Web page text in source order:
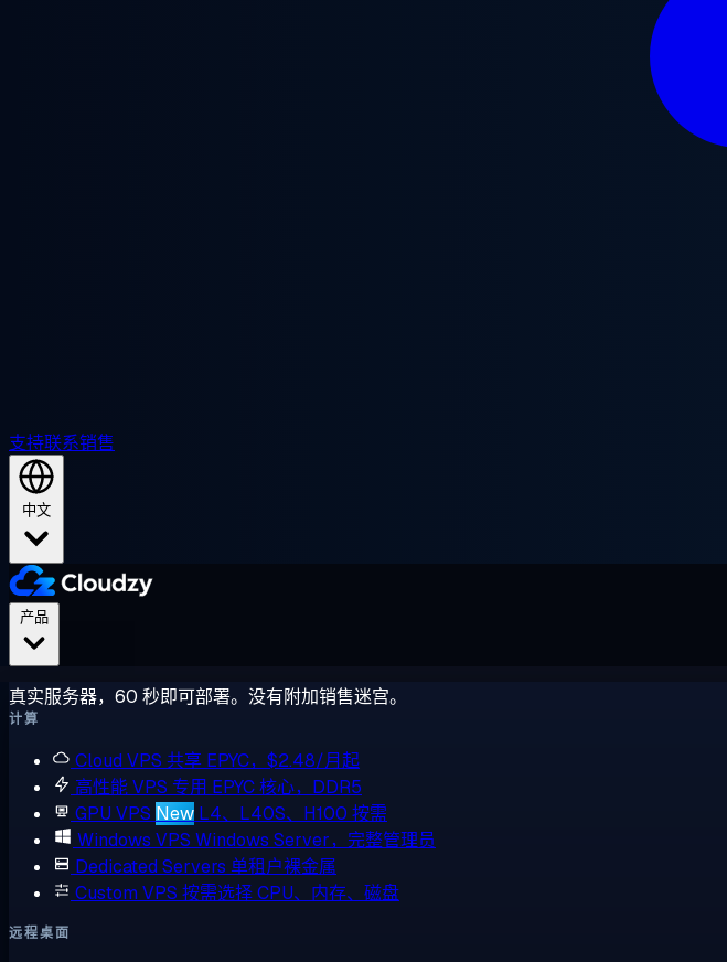
支持联系销售
中文
真实服务器，60 秒即可部署。没有附加销售迷宫。
计算
Cloud VPS 共享 EPYC，$2.48/月起
高性能 VPS 专用 EPYC 核心，DDR5
GPU VPS New L4、L40S、H100 按需
Windows VPS Windows Server，完整管理员
Dedicated Servers 单租户裸金属
Custom VPS 按需选择 CPU、内存、磁盘
远程桌面